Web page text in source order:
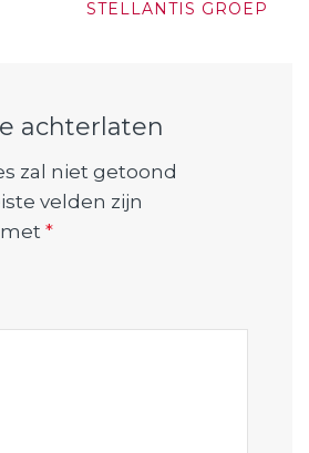
STELLANTIS GROEP
achterlaten
zal niet getoond
velden zijn
*